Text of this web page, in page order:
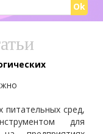
Ok
сред,
для